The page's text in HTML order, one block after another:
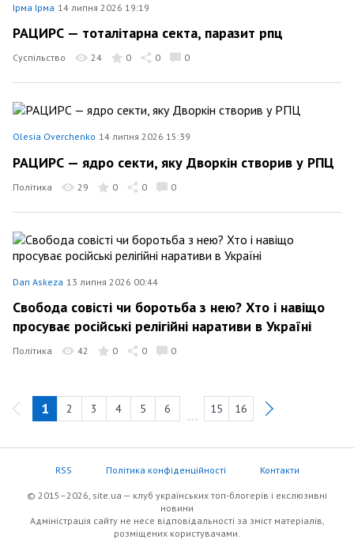
Ірма Ірма 14 липня 2026 19:19
РАЦИРС — тоталітарна секта, паразит рпц
Суспільство 24 0 0 0
Olesia Overchenko 14 липня 2026 15:39
РАЦИРС — ядро секти, яку Дворкін створив у РПЦ
Політика 29 0 0 0
Dan Askeza 13 липня 2026 00:44
Свобода совісті чи боротьба з нею? Хто і навіщо
просуває російські релігійні наративи в Україні
Політика 42 0 0 0
1 2 3 4 5 6 15 16
RSS Політика конфіденційності Контакти
© 2015–2026, site.ua — клуб українських топ-блогерів i екслюзивнi
новини
Адміністрація сайту не несе відповідальності за зміст матеріалів,
розміщених користувачами.